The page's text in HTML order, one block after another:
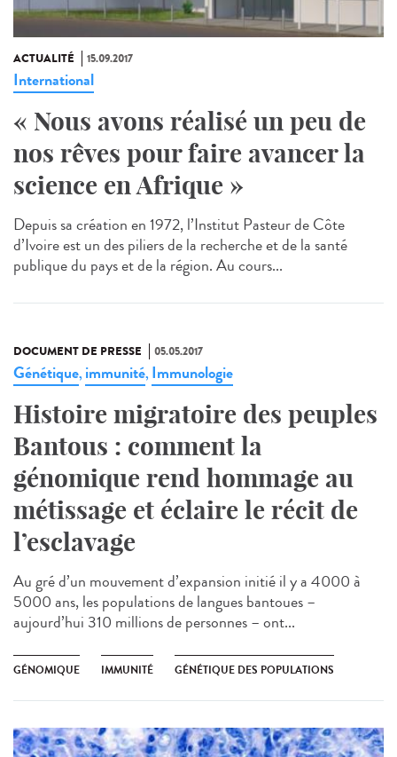
ACTUALITÉ 15.09.2017
International
« Nous avons réalisé un peu de
nos rêves pour faire avancer la
science en Afrique »
Depuis sa création en 1972, l’Institut Pasteur de Côte
d’Ivoire est un des piliers de la recherche et de la santé
publique du pays et de la région. Au cours...
DOCUMENT DE PRESSE 05.05.2017
Génétique, immunité, Immunologie
Histoire migratoire des peuples
Bantous : comment la
génomique rend hommage au
métissage et éclaire le récit de
l’esclavage
Au gré d’un mouvement d’expansion initié il y a 4000 à
5000 ans, les populations de langues bantoues –
aujourd’hui 310 millions de personnes – ont...
GÉNOMIQUE IMMUNITÉ GÉNÉTIQUE DES POPULATIONS